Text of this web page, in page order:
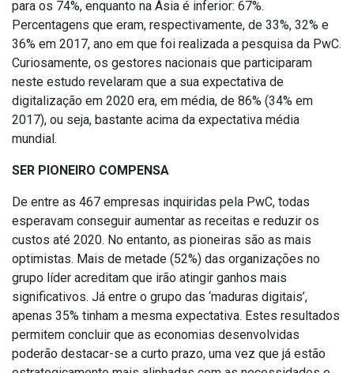
para os 74%, enquanto na Ásia é inferior: 67%.
Percentagens que eram, respectivamente, de 33%, 32% e
36% em 2017, ano em que foi realizada a pesquisa da PwC.
Curiosamente, os gestores nacionais que participaram
neste estudo revelaram que a sua expectativa de
digitalização em 2020 era, em média, de 86% (34% em
2017), ou seja, bastante acima da expectativa média
mundial.
SER PIONEIRO COMPENSA
De entre as 467 empresas inquiridas pela PwC, todas
esperavam conseguir aumentar as receitas e reduzir os
custos até 2020. No entanto, as pioneiras são as mais
optimistas. Mais de metade (52%) das organizações no
grupo líder acreditam que irão atingir ganhos mais
significativos. Já entre o grupo das ‘maduras digitais’,
apenas 35% tinham a mesma expectativa. Estes resultados
permitem concluir que as economias desenvolvidas
poderão destacar-se a curto prazo, uma vez que já estão